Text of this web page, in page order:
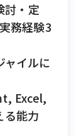
討・定
務経験3
ャイルに
Excel,
る能力